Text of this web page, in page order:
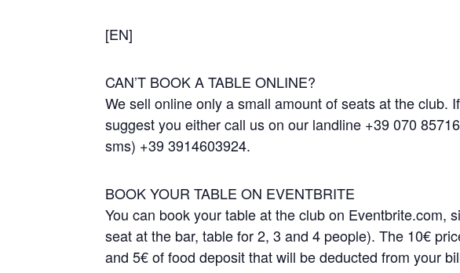
[EN]
CAN’T BOOK A TABLE ONLINE?
We sell online only a small amount of seats at the club.
suggest you either call us on our landline +39 070
sms) +39 3914603924.
BOOK YOUR TABLE ON EVENTBRITE
You can book your table at the club on Eventbrite.com,
seat at the bar, table for 2, 3 and 4 people). The 10€
and 5€ of food deposit that will be deducted from your